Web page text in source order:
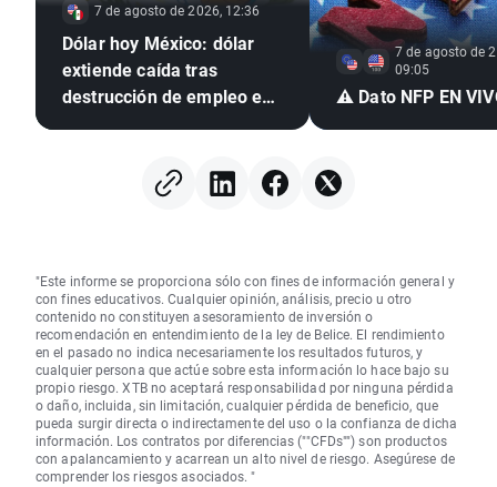
7 de agosto de 2026, 12:36
Dólar hoy México: dólar
extiende caída tras
destrucción de empleo en
7 de agosto de
09:05
⚠️ Dato NFP EN
"Este informe se proporciona sólo con fines de información general y
con fines educativos. Cualquier opinión, análisis, precio u otro
contenido no constituyen asesoramiento de inversión o
recomendación en entendimiento de la ley de Belice. El rendimiento
en el pasado no indica necesariamente los resultados futuros, y
cualquier persona que actúe sobre esta información lo hace bajo su
propio riesgo. XTB no aceptará responsabilidad por ninguna pérdida
o daño, incluida, sin limitación, cualquier pérdida de beneficio, que
pueda surgir directa o indirectamente del uso o la confianza de dicha
información. Los contratos por diferencias (""CFDs"") son productos
con apalancamiento y acarrean un alto nivel de riesgo. Asegúrese de
comprender los riesgos asociados. "